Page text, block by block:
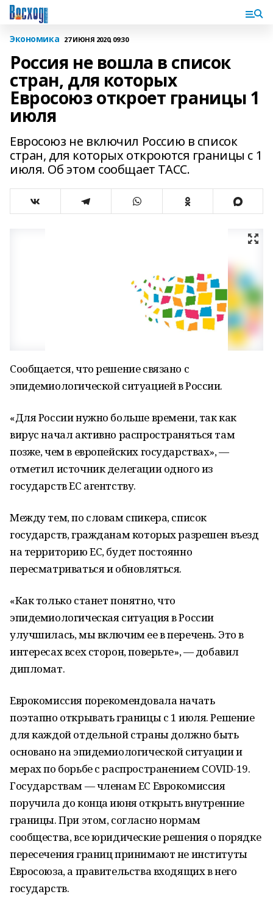
Экономика 27 ИЮНЯ 2020, 09:30
Россия не вошла в список
стран, для которых
Евросоюз откроет границы 1
июля
Евросоюз не включил Россию в список
стран, для которых откроются границы с 1
июля. Об этом сообщает ТАСС.
Сообщается, что решение связано с
эпидемиологической ситуацией в России.
«Для России нужно больше времени, так как
вирус начал активно распространяться там
позже, чем в европейских государствах», —
отметил источник делегации одного из
государств ЕС агентству.
Между тем, по словам спикера, список
государств, гражданам которых разрешен въезд
на территорию ЕС, будет постоянно
пересматриваться и обновляться.
«Как только станет понятно, что
эпидемиологическая ситуация в России
улучшилась, мы включим ее в перечень. Это в
интересах всех сторон, поверьте», — добавил
дипломат.
Еврокомиссия порекомендовала начать
поэтапно открывать границы с 1 июля. Решение
для каждой отдельной страны должно быть
основано на эпидемиологической ситуации и
мерах по борьбе с распространением COVID-19.
Государствам — членам ЕС Еврокомиссия
поручила до конца июня открыть внутренние
границы. При этом, согласно нормам
сообщества, все юридические решения о порядке
пересечения границ принимают не институты
Евросоюза, а правительства входящих в него
государств.